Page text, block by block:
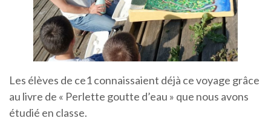
Les élèves de ce1 connaissaient déjà ce voyage grâce
au livre de « Perlette goutte d’eau » que nous avons
étudié en classe.